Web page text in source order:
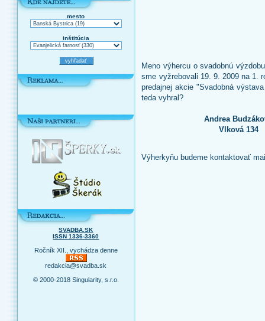
mesto
inštitúcia
SVADBA.SK
ISSN 1336-3360
Ročník XII., vychádza denne
redakcia@svadba.sk
© 2000-2018 Singularity, s.r.o.
Meno výhercu o svadobnú
sme vyžrebovali 19. 9. 2009 na 1.
predajnej akcie "Svadobná
teda vyhral?
Andrea
Vlková 134
Výherkyňu budeme kontaktovať